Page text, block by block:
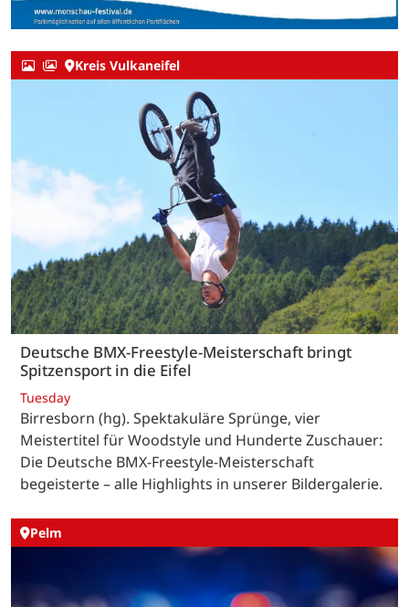
Kreis Vulkaneifel
Deutsche BMX-Freestyle-Meisterschaft bringt
Spitzensport in die Eifel
Tuesday
Birresborn (hg). Spektakuläre Sprünge, vier
Meistertitel für Woodstyle und Hunderte Zuschauer:
Die Deutsche BMX-Freestyle-Meisterschaft
begeisterte – alle Highlights in unserer Bildergalerie.
Pelm